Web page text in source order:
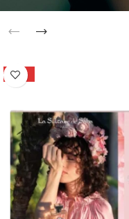
Odkryj kompozycje
-15%